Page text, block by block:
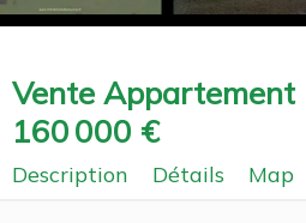
Vente Appartement
160 000 €
Description Détails Map